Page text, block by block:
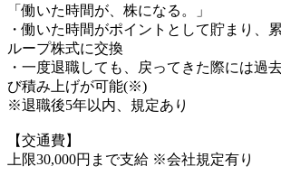
「働いた時間が、株になる。」
・働いた時間がポイントとして貯まり、
ループ株式に交換
・一度退職しても、戻ってきた際には過
び積み上げが可能(※)
※退職後5年以内、規定あり
【交通費】
上限30,000円まで支給 ※会社規定有り